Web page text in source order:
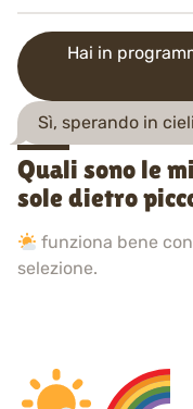
Hai in
Sì, sperando in
Quali sono le
sole dietro
funziona bene
selezione.